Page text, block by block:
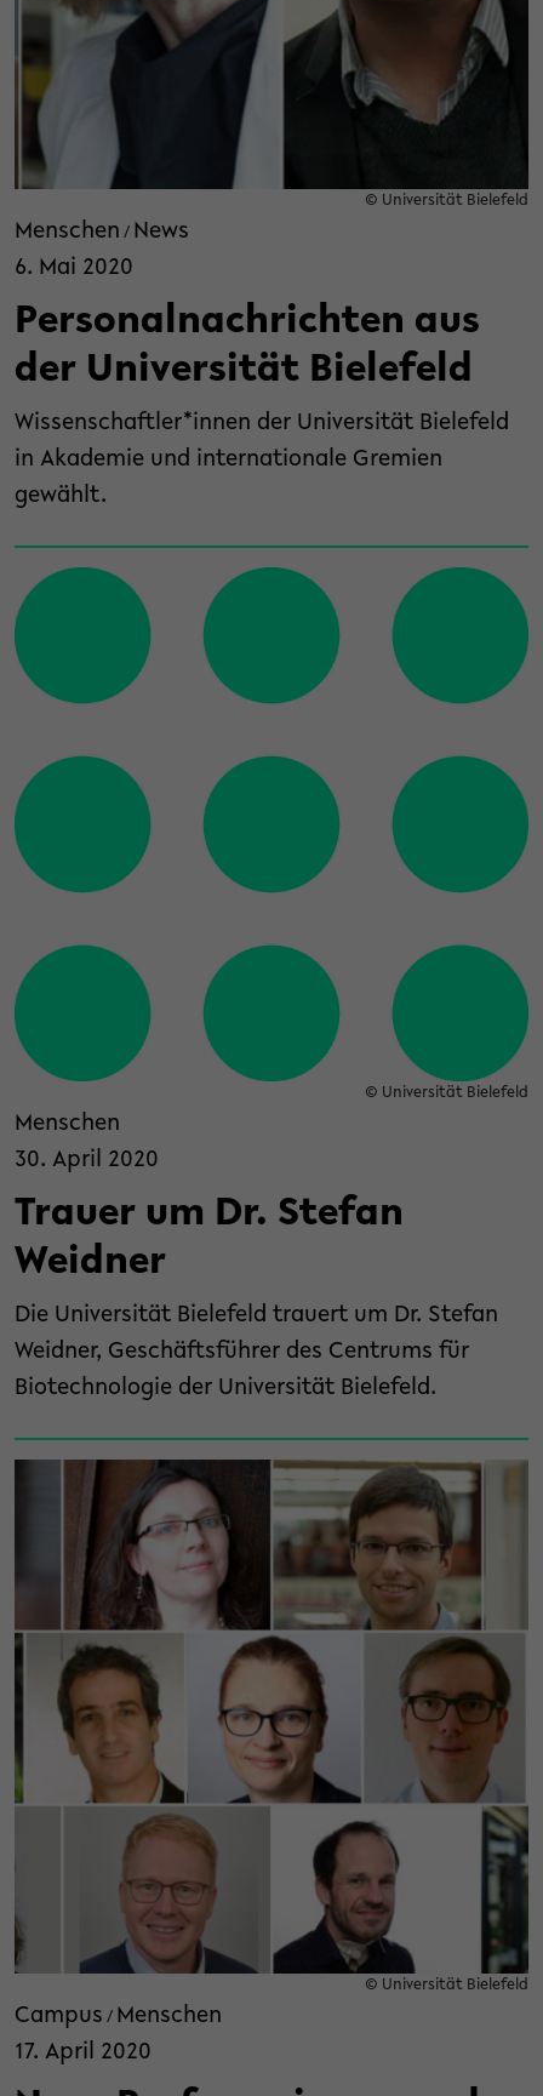
© Universität Bielefeld
Menschen / News
6. Mai 2020
Personalnachrichten aus
der Universität Bielefeld
Wissenschaftler*innen der Universität Bielefeld
in Akademie und internationale Gremien
gewählt.
© Universität Bielefeld
Menschen
30. April 2020
Trauer um Dr. Stefan
Weidner
Die Universität Bielefeld trauert um Dr. Stefan
Weidner, Geschäftsführer des Centrums für
Biotechnologie der Universität Bielefeld.
© Universität Bielefeld
Campus / Menschen
17. April 2020